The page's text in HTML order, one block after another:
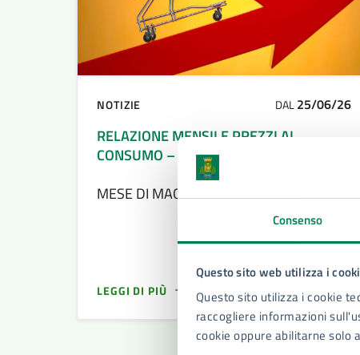
Consenso
Questo sito web utilizza i
Questo sito utilizza i cookie
raccogliere informazioni
cookie oppure abilitarne solo
NOTIZIE DAL25/06/26
RELAZIONE MENSILE PREZZI AL
CONSUMO – MESE DI MAGGIO 2026
MESE DI MAGGIO 2026
LEGGI DI PIÙ